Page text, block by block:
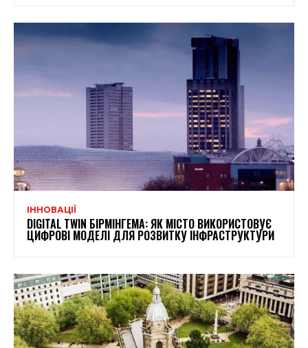
ІННОВАЦІЇ
DIGITAL TWIN БІРМІНГЕМА: ЯК МІСТО ВИКОРИСТОВУЄ
ЦИФРОВІ МОДЕЛІ ДЛЯ РОЗВИТКУ ІНФРАСТРУКТУРИ